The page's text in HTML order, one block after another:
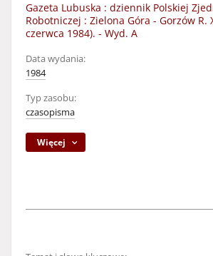
Gazeta Lubuska : dziennik Polskiej
Robotniczej : Zielona Góra - Gorzów R.
czerwca 1984). - Wyd. A
Data wydania:
1984
Typ zasobu:
czasopisma
Więcej